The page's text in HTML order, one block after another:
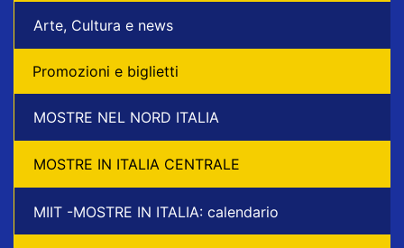
Arte, Cultura e news
Promozioni e biglietti
MOSTRE NEL NORD ITALIA
MOSTRE IN ITALIA CENTRALE
MIIT -MOSTRE IN ITALIA: calendario